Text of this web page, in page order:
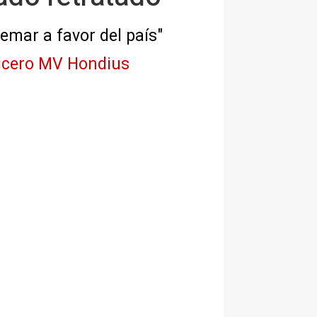
a favor del país"
MV Hondius